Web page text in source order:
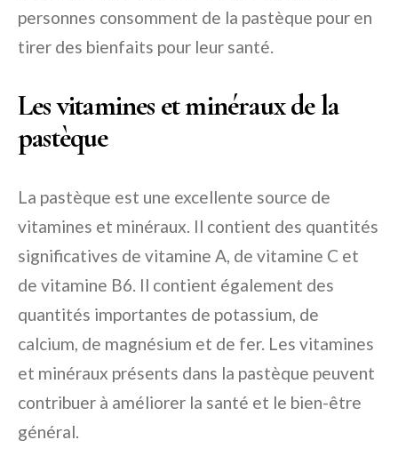
personnes consomment de la pastèque pour en
tirer des bienfaits pour leur santé.
Les vitamines et minéraux de la
pastèque
La pastèque est une excellente source de
vitamines et minéraux. Il contient des quantités
significatives de vitamine A, de vitamine C et
de vitamine B6. Il contient également des
quantités importantes de potassium, de
calcium, de magnésium et de fer. Les vitamines
et minéraux présents dans la pastèque peuvent
contribuer à améliorer la santé et le bien-être
général.